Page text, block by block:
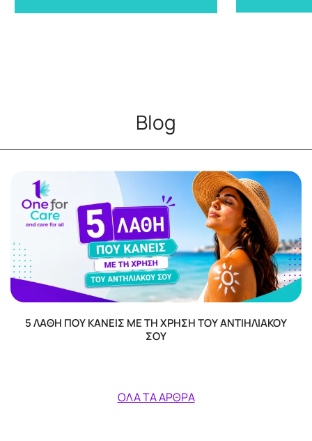
Blog
5 ΛΆΘΗ ΠΟΥ ΚΆΝΕΙΣ ΜΕ ΤΗ ΧΡΉΣΗ ΤΟΥ ΑΝΤΙΗΛΙΑΚΟΎ
ΣΟΥ
ΌΛΑ ΤΑ ΆΡΘΡΑ